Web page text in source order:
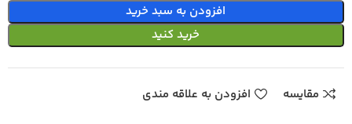
افزودن به سبد خرید
خرید کنید
مقایسه افزودن به علاقه مندی